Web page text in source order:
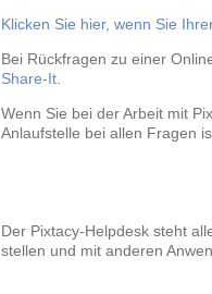
Klicken Sie hier, wenn Sie
Bei Rückfragen zu einer
Share-It
Wenn Sie bei der Arbeit mit
Anlaufstelle bei allen Fragen
Der Pixtacy-Helpdesk steht
stellen und mit anderen